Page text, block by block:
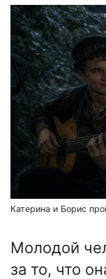
Катерина и Борис
Молодой
за то, что